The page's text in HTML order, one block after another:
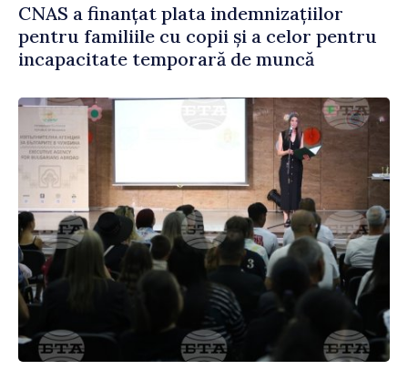
CNAS a finanțat plata indemnizațiilor
pentru familiile cu copii și a celor pentru
incapacitate temporară de muncă